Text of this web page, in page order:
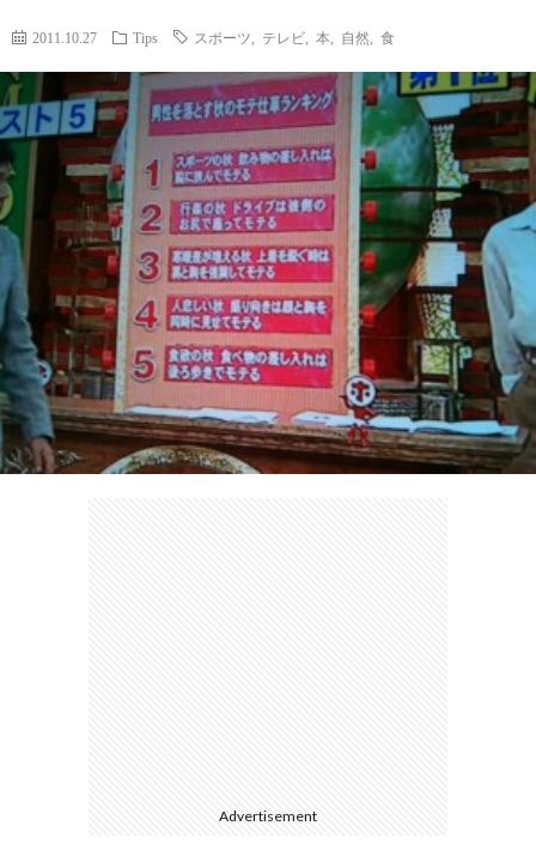
ジ
ェ
ッ
ト
グ
ル
メ
旅
行・
散
こ
の
ロ
グ
2011.10.27 Tips スポーツ テレビ 本 自然 食
Advertisement